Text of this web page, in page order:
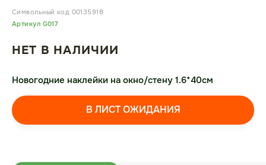
Символьный код 00135918
Артикул G017
НЕТ В НАЛИЧИИ
Новогодние наклейки на окно/стену 1.6*40см
В ЛИСТ ОЖИДАНИЯ